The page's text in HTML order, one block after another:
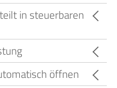
in steuerbaren
öffnen